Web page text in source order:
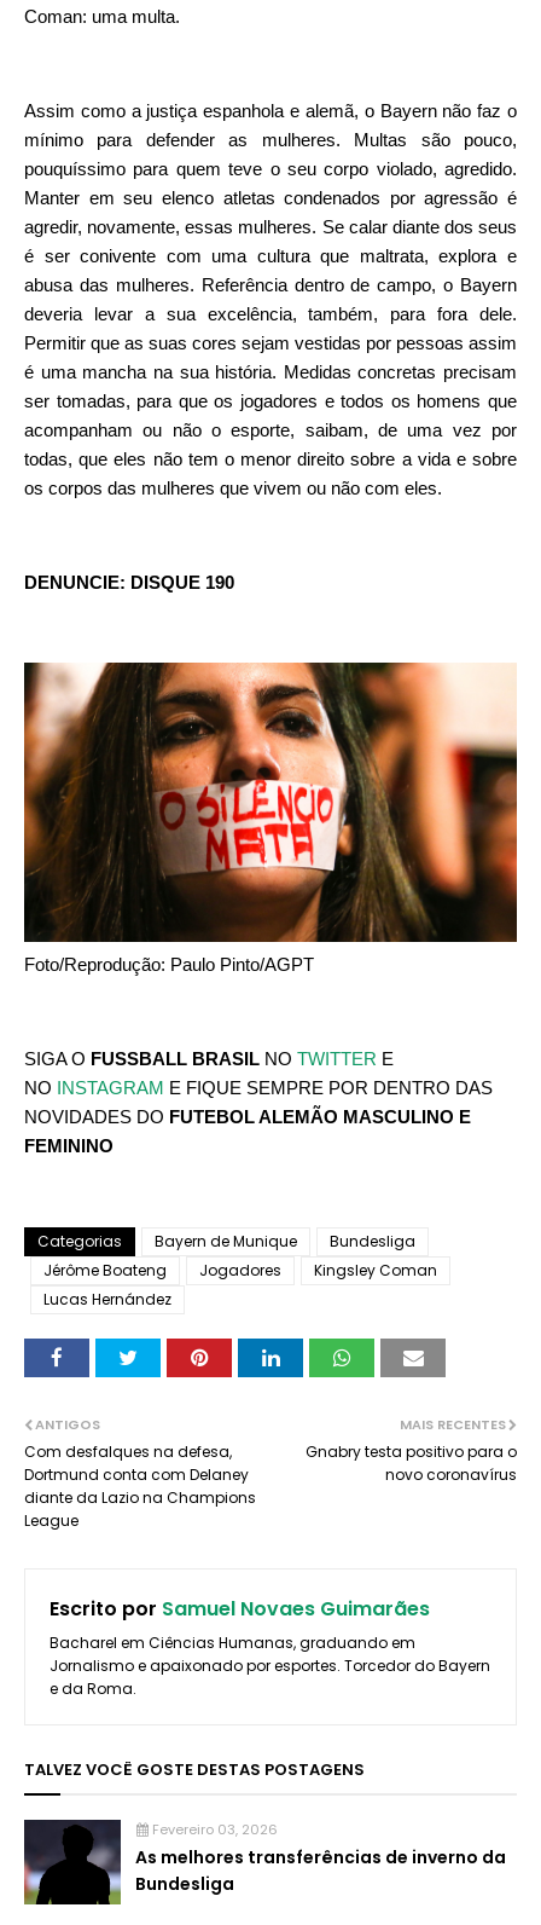
Coman: uma multa.
Assim como a justiça espanhola e alemã, o Bayern não faz o
mínimo para defender as mulheres. Multas são pouco,
pouquíssimo para quem teve o seu corpo violado, agredido.
Manter em seu elenco atletas condenados por agressão é
agredir, novamente, essas mulheres. Se calar diante dos seus
é ser conivente com uma cultura que maltrata, explora e
abusa das mulheres. Referência dentro de campo, o Bayern
deveria levar a sua excelência, também, para fora dele.
Permitir que as suas cores sejam vestidas por pessoas assim
é uma mancha na sua história. Medidas concretas precisam
ser tomadas, para que os jogadores e todos os homens que
acompanham ou não o esporte, saibam, de uma vez por
todas, que eles não tem o menor direito sobre a vida e sobre
os corpos das mulheres que vivem ou não com eles.
DENUNCIE: DISQUE 190
Foto/Reprodução: Paulo Pinto/AGPT
SIGA O FUSSBALL BRASIL NO TWITTER E
NO INSTAGRAM E FIQUE SEMPRE POR DENTRO DAS
NOVIDADES DO FUTEBOL ALEMÃO MASCULINO E
FEMININO
Categorias Bayern de Munique
Bundesliga
Jérôme Boateng
Jogadores
Kingsley Coman
Lucas Hernández
MAIS RECENTES
Gnabry testa positivo para o
novo coronavírus
ANTIGOS
Com desfalques na defesa,
Dortmund conta com Delaney
diante da Lazio na Champions
League
Escrito por Samuel Novaes Guimarães
Bacharel em Ciências Humanas, graduando em
Jornalismo e apaixonado por esportes. Torcedor do Bayern
e da Roma.
TALVEZ VOCÊ GOSTE DESTAS POSTAGENS
Fevereiro 03, 2026
As melhores transferências de inverno da
Bundesliga